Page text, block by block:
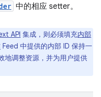
中的相应 setter。
API 集成，则必须填充内部
Feed 中提供的内部 ID 保持一
地调整资源，并为用户提供